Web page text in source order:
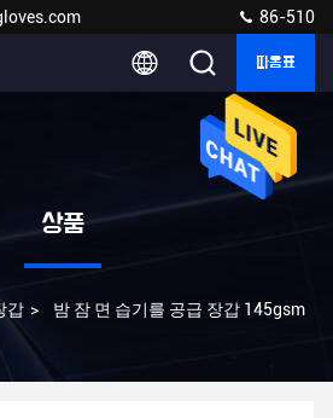
86-510
따옴표
상품
갑 > 밤 잠 면 습기를 공급 장갑 145gsm